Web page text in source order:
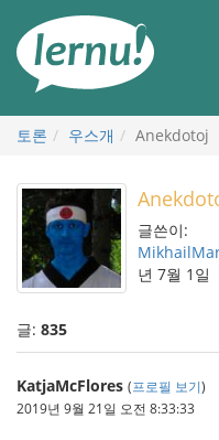
토론 우스개 Anekdotoj
글쓴이:
년 7월 1일
글: 835
KatjaMcFlores (프로필 보기)
2019년 9월 21일 오전 8:33:33